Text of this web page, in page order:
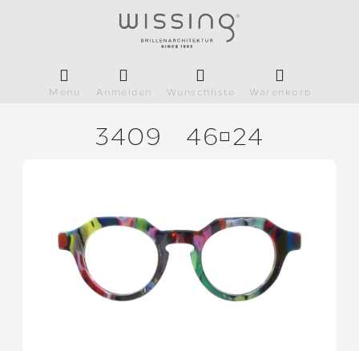
Menü Anmelden Wunschliste Warenkorb
3409 4624